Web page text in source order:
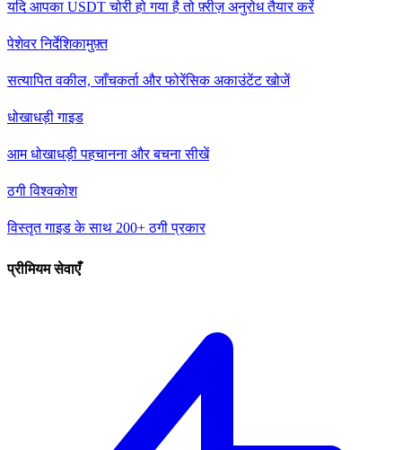
यदि आपका USDT चोरी हो गया है तो फ़्रीज़ अनुरोध तैयार करें
पेशेवर निर्देशिकामुफ़्त
सत्यापित वकील, जाँचकर्ता और फोरेंसिक अकाउंटेंट खोजें
धोखाधड़ी गाइड
आम धोखाधड़ी पहचानना और बचना सीखें
ठगी विश्वकोश
विस्तृत गाइड के साथ 200+ ठगी प्रकार
प्रीमियम सेवाएँ